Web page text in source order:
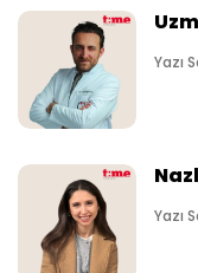
Yazı
Yazı